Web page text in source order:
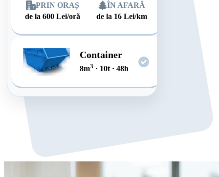
PRIN ORAȘ
de la600 Lei/oră
ÎN AFARĂ
de la 16 Lei/km
Container
8m3 · 10t · 48h